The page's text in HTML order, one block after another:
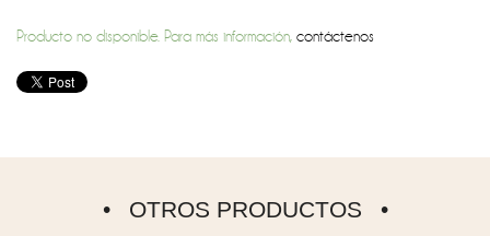
Producto no disponible. Para más información, contáctenos
OTROS PRODUCTOS